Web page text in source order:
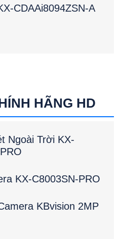
CDAAi8094ZSN-A
HÃNG HD
Ngoài Trời KX-
KX-C8003SN-PRO
KBvision 2MP